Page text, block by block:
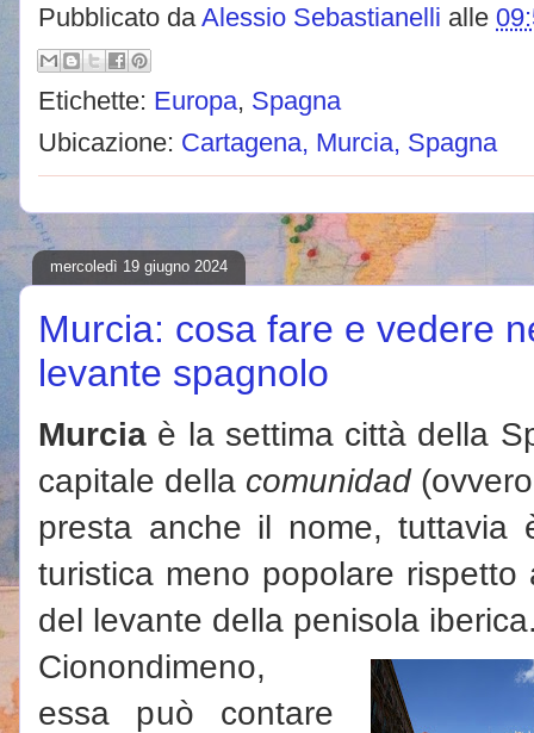
Pubblicato da Alessio Sebastianelli alle
Etichette: Europa, Spagna
Ubicazione: Cartagena, Murcia, Spagna
mercoledì 19 giugno 2024
Murcia: cosa fare e vedere
levante spagnolo
Murcia è la settima città della
capitale della comunidad
presta anche il nome, tuttavia
turistica meno popolare
del levante della penisola
Cionondimeno,
essa può contare